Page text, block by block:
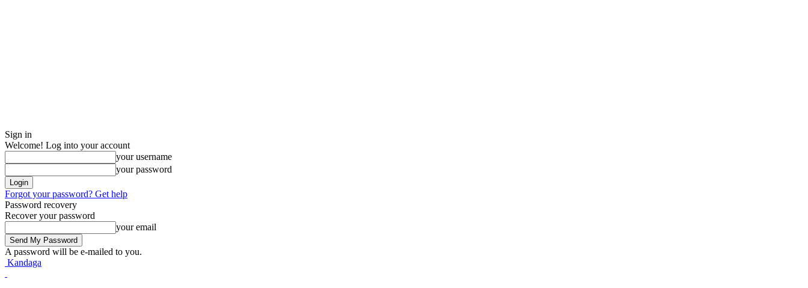
Sign in
Welcome! Log into your account
your username
your password
Forgot your password? Get help
Password recovery
Recover your password
your email
A password will be e-mailed to you.
Kandaga